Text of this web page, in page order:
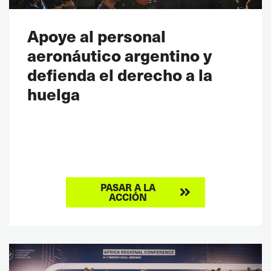
Apoye al personal
aeronáutico argentino y
defienda el derecho a la
huelga
PASAR A LA
ACCIÓN